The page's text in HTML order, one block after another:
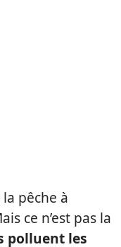
pêche à
ce n’est pas la
polluent les